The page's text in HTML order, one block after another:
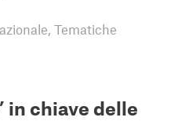
,Tematiche
in chiave delle